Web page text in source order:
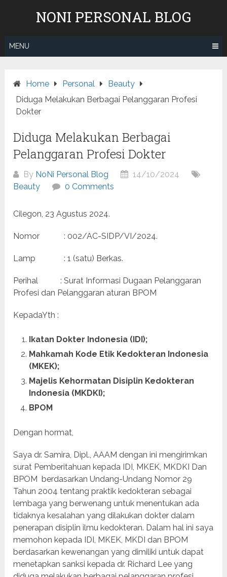
NONI PERSONAL BLOG
MENU
Home Personal
Beauty
Diduga Melakukan Berbagai Pelanggaran Profesi
Dokter
Diduga Melakukan Berbagai
Pelanggaran Profesi Dokter
By NoNi Personal Blog
14/10/2024
Beauty
0 Comments
Cilegon, 23 Agustus 2024.
Nomor : 002/AC-SIDP/VI/2024.
Lamp : 1 (satu) Berkas.
Perihal : Surat Informasi Dugaan Pelanggaran
Profesi dan Pelanggaran aturan BPOM
KepadaYth :
Ikatan Dokter Indonesia (IDI);
Mahkamah Kode Etik Kedokteran Indonesia
(MKEK);
Majelis Kehormatan Disiplin Kedokteran
Indonesia (MKDKI);
BPOM
Dengan hormat,
Saya dr. Samira, Dipl., AAAM dengan ini mengirimkan
surat Pemberitahuan kepada IDI, MKEK, MKDKI Dan
BPOM berdasarkan Undang-Undang Nomor 29
Tahun 2004 tentang praktik kedokteran sebagai
lembaga yang berwenang untuk menentukan ada
tidaknya kesalahan yang dilakukan dokter dalam
penerapan disiplin ilmu kedokteran. Dalam hal ini saya
memohon kepada IDI, MKEK, MKDI dan BPOM
berdasarkan kewenangan yang dimiliki untuk dapat
menetapkan sanksi kepada dr. Richard Lee yang